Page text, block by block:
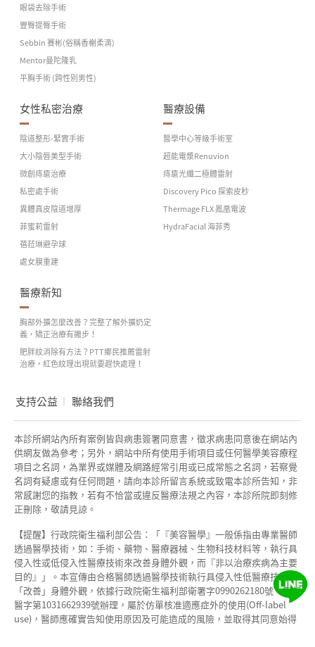
眼袋去除手術
豐臀提臀手術
Sebbin 賽彬(俗稱香榭柔滴)
Mentor曼陀隆乳
平胸手術 (跨性別男性)
女性私密治療
陰道整形-緊實手術
大小陰唇美型手術
微創痔瘡治療
私密處手術
異體真皮陰道增厚
菲蜜莉雷射
蓓菈琳避孕球
處女膜重建
醫療設備
醫學中心等級手術室
超能電漿Renuvion
痔瘡光纖二極體雷射
Discovery Pico 探索皮秒
Thermage FLX 鳳凰電波
HydraFacial 海菲秀
醫療新知
胸部外擴怎麼改善？完整了解外擴奶定
義，矯正治療有撇步！
肥胖紋消除有方法？PTT鄉民推薦雷射
治療，紅色紋理出現就要趕快處理！
支持公益 聯絡我們
本診所網站內所有案例皆與病患簽署同意書，徵求病患同意後在網站內
供網友做為參考；另外，網站中所有使用手術項目或任何醫學美容療程
項目之名詞，為業界或媒體及網路經常引用或已成常態之名詞，若察覺
名詞有疑慮或有任何問題，請向本診所留言系統或致電本診所告知，非
常感謝您的指教，若有不恰當或違反醫療法規之內容，本診所院即刻修
正刪除，敬請見諒。
【提醒】行政院衛生福利部公告：「『美容醫學』一般係指由專業醫師
透過醫學技術，如：手術、藥物、醫療器械、生物科技材料等，執行具
侵入性或低侵入性醫療技術來改善身體外觀，而『非以治療疾病為主要
目的』」。本宣傳由合格醫師透過醫學技術執行具侵入性低醫療技術來
「改善」身體外觀，依據行政院衛生福利部衛署字0990262180號、衛部
醫字第1031662939號辦理，屬於仿單核准適應症外的使用(Off-label
use)，醫師應確實告知使用原因及可能造成的風險，並取得其同意始得